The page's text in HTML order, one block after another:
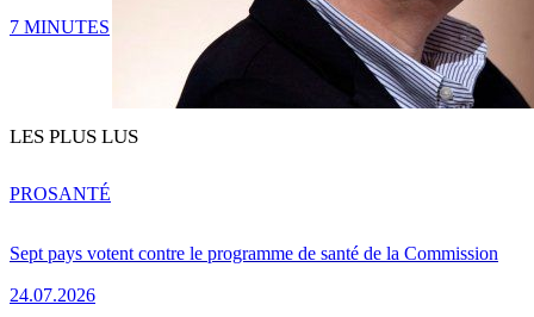
7 MINUTES
LES PLUS LUS
Sept pays votent contre le programme de santé de la Commission
24.07.2026
PROSANTÉ